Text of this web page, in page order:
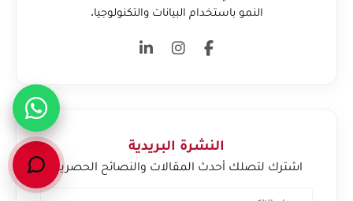
النمو باستخدام البيانات والتكنولوجيا.
النشرة البريدية
اشترك لتصلك أحدث المقالات والنصائح الحصرية.